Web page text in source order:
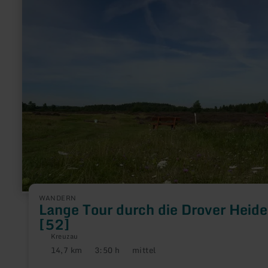
WANDERN
Lange Tour durch die Drover Heide
[52]
Kreuzau
Distanz:
14,7 km Dauer:
3:50 h Anforderung:
mittel